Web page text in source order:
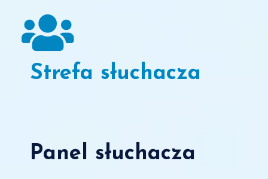
Strefa słuchacza
Panel słuchacza